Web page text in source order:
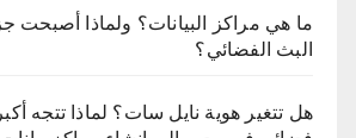
ما هي مراكز البيانات؟ ولماذا أصبحت
البث الفضائي؟
هل تتغير هوية نايل سات؟ لماذا تتجه